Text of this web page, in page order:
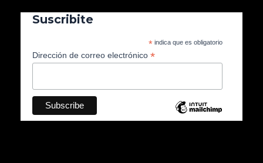
Suscribite
* indica que es obligatorio
Dirección de correo electrónico *